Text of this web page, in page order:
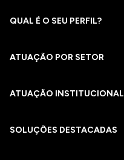
QUAL É O SEU PERFIL?
ATUAÇÃO POR SETOR
ATUAÇÃO INSTITUCIONAL
SOLUÇÕES DESTACADAS